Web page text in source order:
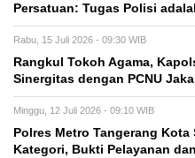
Persatuan: Tugas Polisi
Rabu, 15 Juli 2026 - 09:30 WIB
Rangkul Tokoh Agama,
Sinergitas dengan PCNU
Minggu, 12 Juli 2026 - 09:10 WIB
Polres Metro Tangerang
Kategori, Bukti Pelayanan